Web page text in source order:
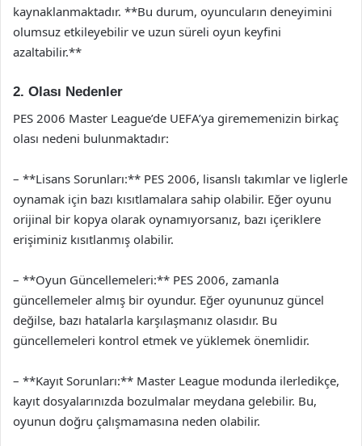
kaynaklanmaktadır. **Bu durum, oyuncuların deneyimini
olumsuz etkileyebilir ve uzun süreli oyun keyfini
azaltabilir.**
2. Olası Nedenler
PES 2006 Master League’de UEFA’ya girememenizin birkaç
olası nedeni bulunmaktadır:
– **Lisans Sorunları:** PES 2006, lisanslı takımlar ve liglerle
oynamak için bazı kısıtlamalara sahip olabilir. Eğer oyunu
orijinal bir kopya olarak oynamıyorsanız, bazı içeriklere
erişiminiz kısıtlanmış olabilir.
– **Oyun Güncellemeleri:** PES 2006, zamanla
güncellemeler almış bir oyundur. Eğer oyununuz güncel
değilse, bazı hatalarla karşılaşmanız olasıdır. Bu
güncellemeleri kontrol etmek ve yüklemek önemlidir.
– **Kayıt Sorunları:** Master League modunda ilerledikçe,
kayıt dosyalarınızda bozulmalar meydana gelebilir. Bu,
oyunun doğru çalışmamasına neden olabilir.